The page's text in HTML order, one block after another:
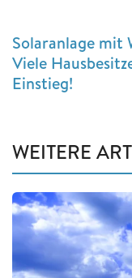
Solaranlage mit
Viele
Einstieg!
WEITERE